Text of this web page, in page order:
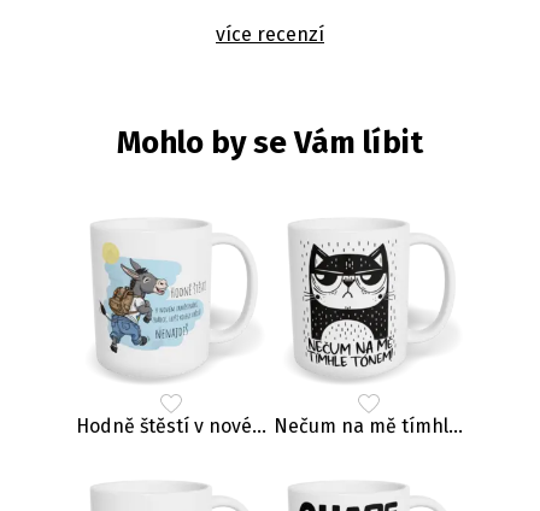
více recenzí
Mohlo by se Vám líbit
Hodně štěstí v novém zaměstnání, zrádce Nečum na mě tímhle tónem